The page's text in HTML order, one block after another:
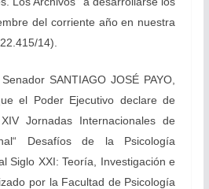
del corriente año en nuestra
14).
SANTIAGO JOSÉ PAYO,
el Poder Ejecutivo declare de
Jornadas Internacionales de
Desafíos de la Psicología
Siglo XXI: Teoría, Investigación e
por la Facultad de Psicología